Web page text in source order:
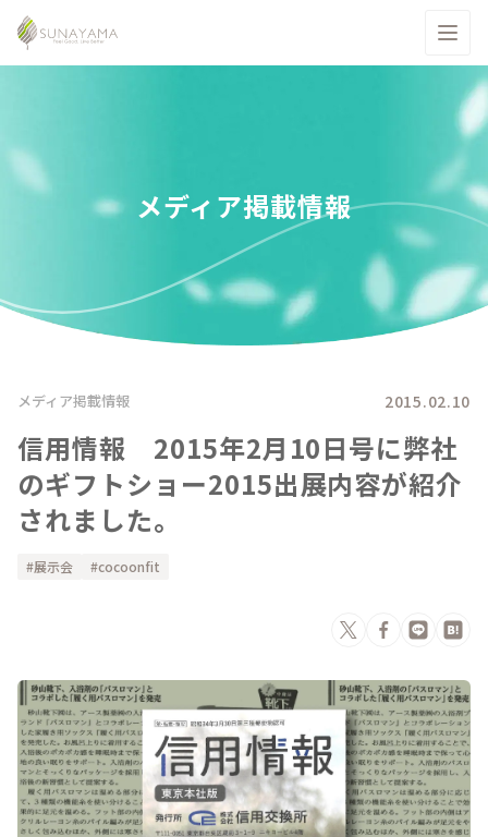
メディア掲載情報
メディア掲載情報 2015.02.10
信用情報 2015年2月10日号に弊社
のギフトショー2015出展内容が紹介
されました。
展示会 cocoonfit